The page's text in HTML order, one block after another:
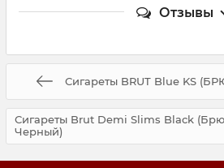
Отзывы
Сигареты BRUT Blue KS
Сигареты Brut Demi Slims Black
Черный)